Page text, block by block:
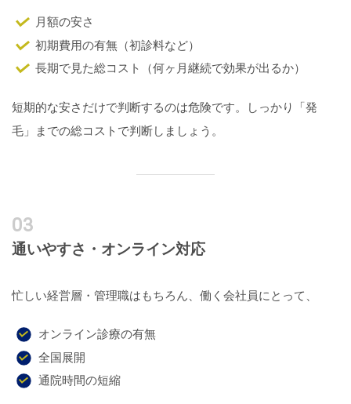
月額の安さ
初期費用の有無（初診料など）
長期で見た総コスト（何ヶ月継続で効果が出るか）
短期的な安さだけで判断するのは危険です。しっかり「発
毛」までの総コストで判断しましょう。
通いやすさ・オンライン対応
忙しい経営層・管理職はもちろん、働く会社員にとって、
オンライン診療の有無
全国展開
通院時間の短縮